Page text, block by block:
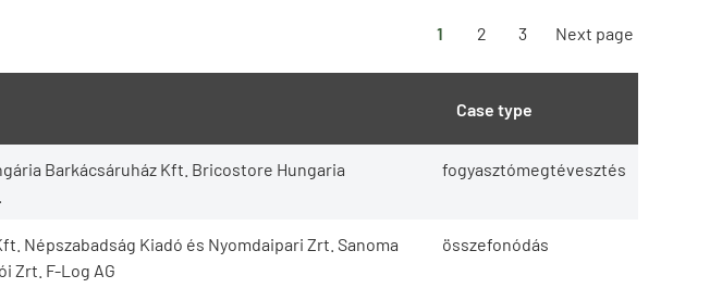
1 2 3 Next page
Case type
Barkácsáruház Kft. Bricostore Hungaria
fogyasztómegtévesztés
Népszabadság Kiadó és Nyomdaipari Zrt. Sanoma
Zrt. F-Log AG
összefonódás